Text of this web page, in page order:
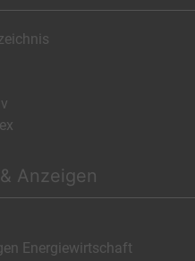
Anzeigen
Energiewirtschaft